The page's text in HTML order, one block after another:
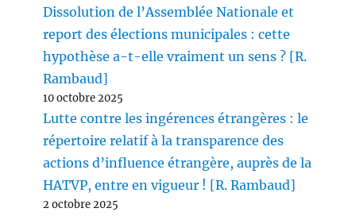
Dissolution de l’Assemblée Nationale et
report des élections municipales : cette
hypothèse a-t-elle vraiment un sens ? [R.
Rambaud]
10 octobre 2025
Lutte contre les ingérences étrangères : le
répertoire relatif à la transparence des
actions d’influence étrangère, auprès de la
HATVP, entre en vigueur ! [R. Rambaud]
2 octobre 2025